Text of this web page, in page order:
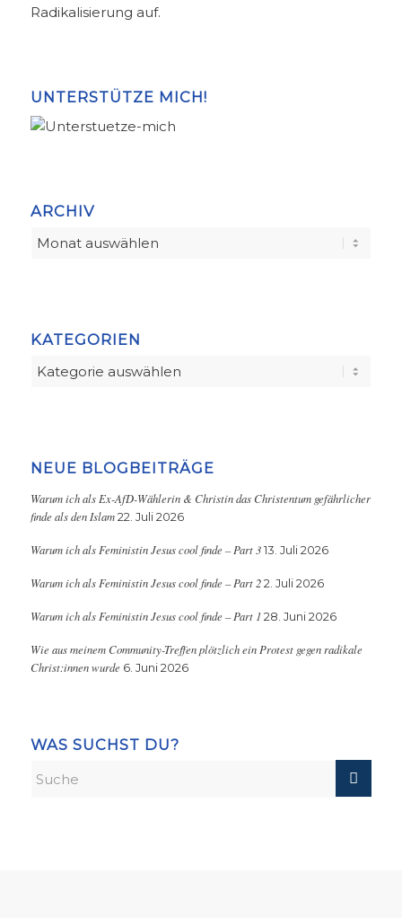
Radikalisierung auf.
UNTERSTÜTZE MICH!
ARCHIV
KATEGORIEN
Kategorien
NEUE BLOGBEITRÄGE
Warum ich als Ex-AfD-Wählerin & Christin das Christentum gefährlicher
finde als den Islam 22. Juli 2026
Warum ich als Feministin Jesus cool finde – Part 3 13. Juli 2026
Warum ich als Feministin Jesus cool finde – Part 2 2. Juli 2026
Warum ich als Feministin Jesus cool finde – Part 1 28. Juni 2026
Wie aus meinem Community-Treffen plötzlich ein Protest gegen radikale
Christ:innen wurde 6. Juni 2026
WAS SUCHST DU?